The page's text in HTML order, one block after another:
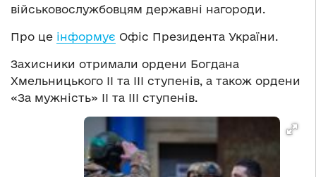
військовослужбовцям державні нагороди.
Про це інформує Офіс Президента України.
Захисники отримали ордени Богдана
Хмельницького ІІ та ІІІ ступенів, а також ордени
«За мужність» ІІ та ІІІ ступенів.